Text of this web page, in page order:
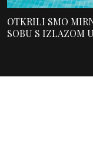
OTKRILI SMO
SOBU S IZLAZOM